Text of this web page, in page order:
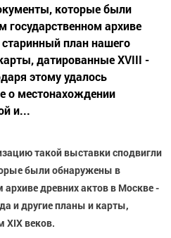
которые были
архиве
план нашего
датированные XVIII -
этому удалось
о местонахождении
и...
такой выставки сподвигли
были обнаружены в
архиве древних актов в Москве -
и другие планы и карты,
XIX веков.